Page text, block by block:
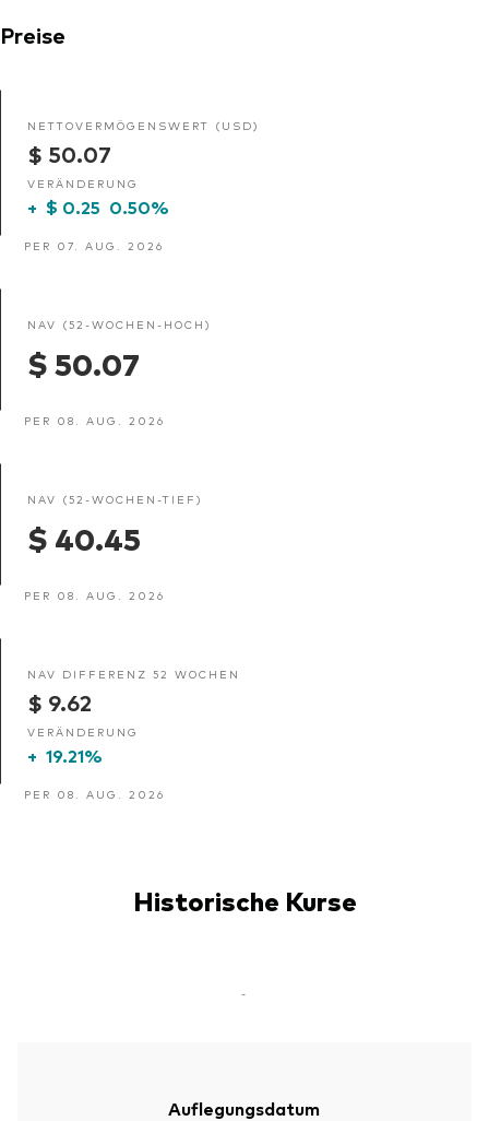
Preise
NETTOVERMÖGENSWERT (USD)
$ 50.07
VERÄNDERUNG
+ $ 0.25 0.50%
PER 07. AUG. 2026
NAV (52-WOCHEN-HOCH)
$ 50.07
PER 08. AUG. 2026
NAV (52-WOCHEN-TIEF)
$ 40.45
PER 08. AUG. 2026
NAV DIFFERENZ 52 WOCHEN
$ 9.62
VERÄNDERUNG
+ 19.21%
PER 08. AUG. 2026
Historische Kurse
-
Auflegungsdatum